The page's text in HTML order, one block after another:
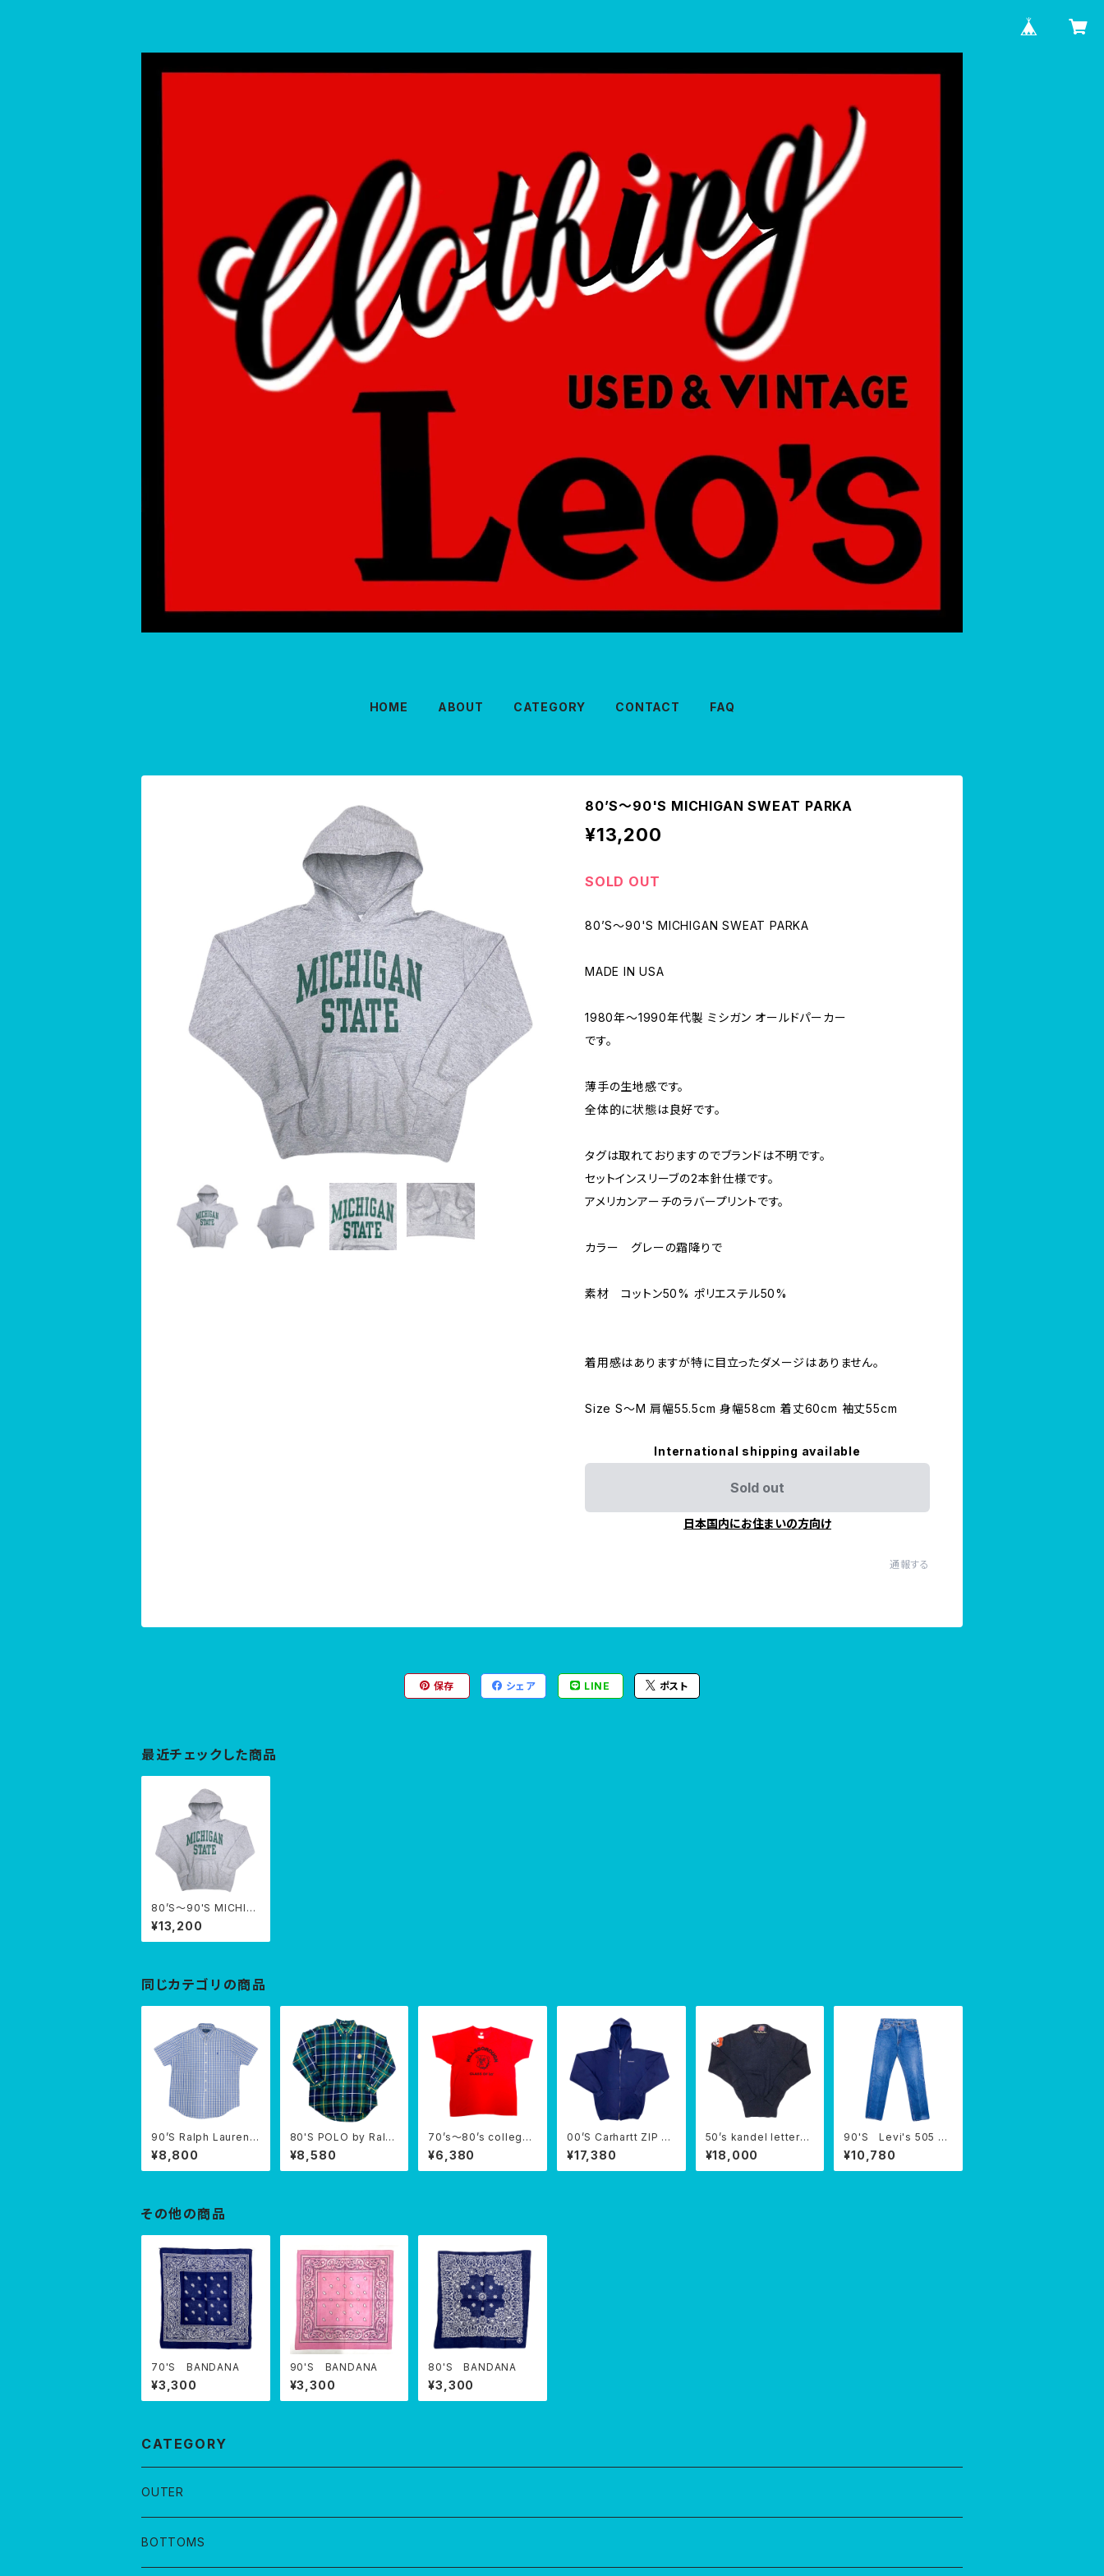
HOME ABOUT CATEGORY CONTACT FAQ
80’S〜90'S MICHIGAN SWEAT PARKA
¥13,200
SOLD OUT
80’S〜90'S MICHIGAN SWEAT PARKA
MADE IN USA
1980年〜1990年代製 ミシガン オールドパーカー
です。
薄手の生地感です。
全体的に状態は良好です。
タグは取れておりますのでブランドは不明です。
セットインスリーブの2本針仕様です。
アメリカンアーチのラバープリントです。
カラー グレーの霜降りで
素材 コットン50% ポリエステル50%
着用感はありますが特に目立ったダメージはありません。
Size S〜M 肩幅55.5cm 身幅58cm 着丈60cm 袖丈55cm
International shipping available
Sold out
日本国内にお住まいの方向け
通報する
保存 シェア LINE ポスト
最近チェックした商品
80’S〜90'S MICHIG
AN SWEAT PARKA
¥13,200
同じカテゴリの商品
90’S Ralph Lauren B
D S/S shirt
¥8,800
80'S POLO by Ralp
h Lauren B/D SHIRT
S
¥8,580
70’s〜80’s college
bulldog T-SHIRTS
¥6,380
00’S Carhartt ZIP PA
RKA
¥17,380
50’s kandel lettere
d sweater
¥18,000
90'S Levi's 505 or
ange tab USA
¥10,780
その他の商品
70'S BANDANA
¥3,300
90'S BANDANA
¥3,300
80'S BANDANA
¥3,300
CATEGORY
OUTER
BOTTOMS